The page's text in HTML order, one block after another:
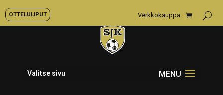
OTTELULIPUT Verkkokauppa
Valitse sivu